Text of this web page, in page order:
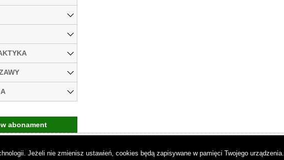
abonament
Jeżeli nie zmienisz ustawień, cookies będą zapisywane w pamięci Twojego urządzenia.